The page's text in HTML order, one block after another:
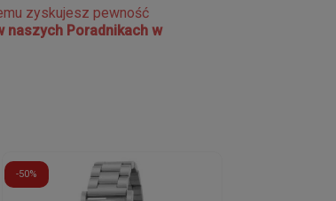
zyskujesz pewność
Poradnikach w
-50%